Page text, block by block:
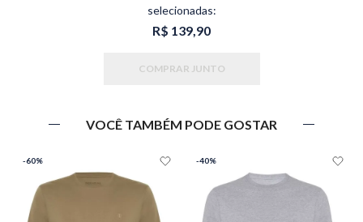
selecionadas:
R$ 139,90
COMPRAR JUNTO
VOCÊ TAMBÉM PODE GOSTAR
-60% -40%